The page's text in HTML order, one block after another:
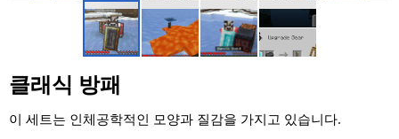
클래식 방패
이 세트는 인체공학적인 모양과 질감을 가지고 있습니다.